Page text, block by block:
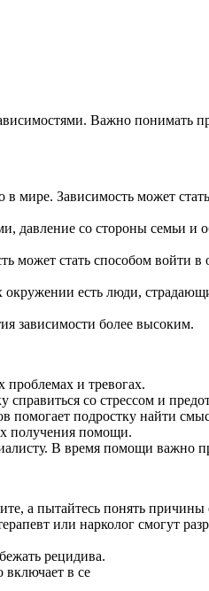
Важно понимать
Зависимость может
давление со стороны семьи и
может стать способом войти
есть люди,
зависимости более высоким.
проблемах и тревогах.
со стрессом и
помогает подростку найти
получения помощи.
В время помощи важно
а пытайтесь понять причины
или нарколог смогут
рецидива.
включает в се